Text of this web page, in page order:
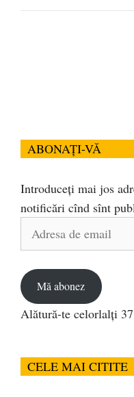
ABONAȚI-VĂ
Introduceți mai jos
notificări cînd sînt
Mă abonez
Alătură-te celorlalți
CELE MAI CITITE